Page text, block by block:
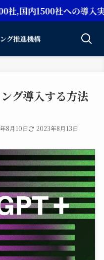
の導入実績【Chat
グ導入する方法
8月10日 2023年8月13日